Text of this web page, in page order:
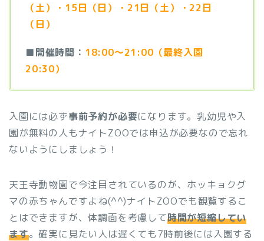
（土）・15日（日）・21日（土）・22日
（日）
■開催時間： 18:00～21:00（最終入園
20:30）
入園には必ず事前予約が必要になります。乳幼児や入
園が無料の人もナイトZOOでは申込が必要なので忘れ
ないようにしましょう！
天王寺動物園で今注目されているのが、ホッキョクグ
マの赤ちゃんですよね(^^)ナイトZOOでも観覧するこ
とはできますが、体調面を考慮して時間が短縮してい
ます。確実に見たい人は遅くても7時前後には入園する